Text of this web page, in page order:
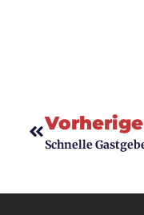
Vorherige